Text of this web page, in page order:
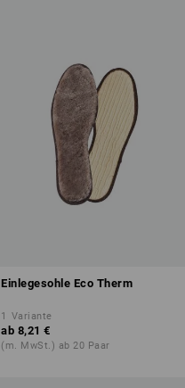
Einlegesohle Eco Therm
1 Variante
ab 8,21 €
(m. MwSt.) ab 20 Paar